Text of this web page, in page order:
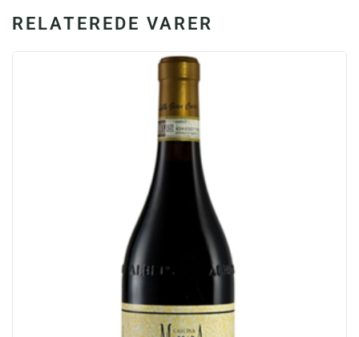
RELATEREDE VARER